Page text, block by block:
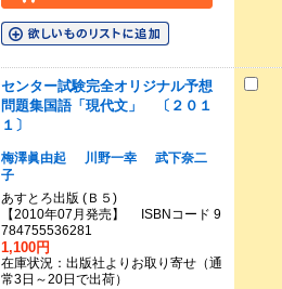
センター試験完全オリジナル予想
問題集国語「現代文」 〔２０１
１〕
梅澤眞由起 川野一幸
武下奈二
子
あすとろ出版 (Ｂ５)
【2010年07月発売】 ISBNコード 9
784755536281
1,100円
在庫状況：出版社よりお取り寄せ（通
常3日～20日で出荷）